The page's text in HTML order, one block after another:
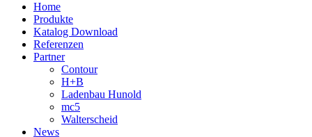
Home
Produkte
Katalog Download
Referenzen
Partner
Contour
H+B
Ladenbau Hunold
mc5
Walterscheid
News